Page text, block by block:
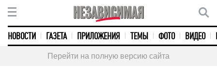
НОВОСТИ ГАЗЕТА ПРИЛОЖЕНИЯ ТЕМЫ ФОТО ВИДЕО
Перейти на полную версию сайта